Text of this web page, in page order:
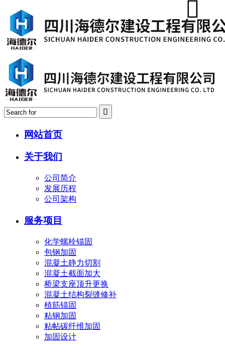
网站首页
关于我们
公司简介
发展历程
公司架构
服务项目
化学螺栓锚固
包钢加固
混凝土静力切割
混凝土截面加大
桥梁支座顶升更换
混凝土结构裂缝修补
植筋锚固
粘钢加固
粘帖碳纤维加固
加固设计